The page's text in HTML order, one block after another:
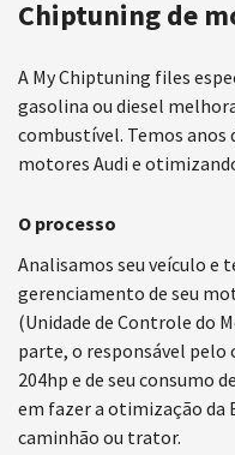
Chiptuning de
A My Chiptuning files
gasolina ou diesel
combustível. Temos anos
motores Audi e
O processo
Analisamos seu veículo e
gerenciamento de seu
(Unidade de Controle do
parte, o responsável
204hp e de seu consumo
em fazer a otimização da
caminhão ou trator.